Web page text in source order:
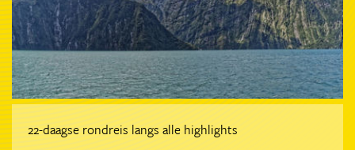
22-daagse rondreis langs alle highlights